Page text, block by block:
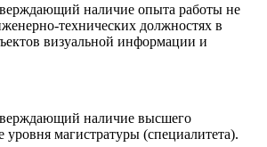
наличие опыта работы не
технических должностях в
визуальной информации и
наличие высшего
уровня магистратуры (специалитета).